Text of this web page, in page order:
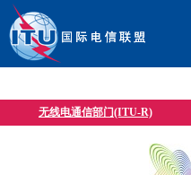
无线电通信部门(ITU-R)